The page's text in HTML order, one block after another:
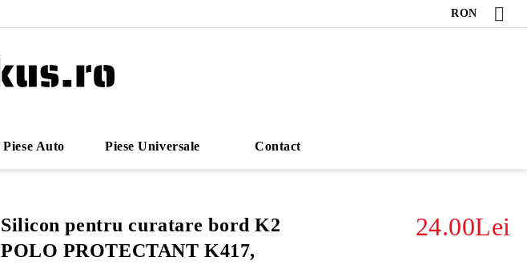
RON
Piese Auto Piese Universale Contact
Silicon pentru curatare bord K2
POLO PROTECTANT K417,
24.00Lei